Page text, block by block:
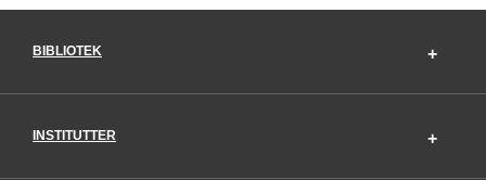
BIBLIOTEK
INSTITUTTER